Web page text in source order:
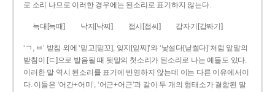
로 소리 나므로 이러한 경우에는 된소리로 표기하지 않는다.
늑대[늑때] 낙지[낙찌] 접시[접씨] 갑자기[갑짜기]
‘ㄱ, ㅂ’ 받침 외에 ‘믿고[믿꼬], 잊지[읻찌]’와 ‘낯설다[낟썰다]’처럼 앞말의
받침이 [ㄷ]으로 발음될 때 뒷말의 첫소리가 된소리로 나는 예들도 있다.
이러한 말 역시 된소리를 표기에 반영하지 않는데 이는 다른 이유에서이
다. 이들은 ‘어간+어미’, ‘어근+어근’과 같이 두 개의 형태소가 결합된 말